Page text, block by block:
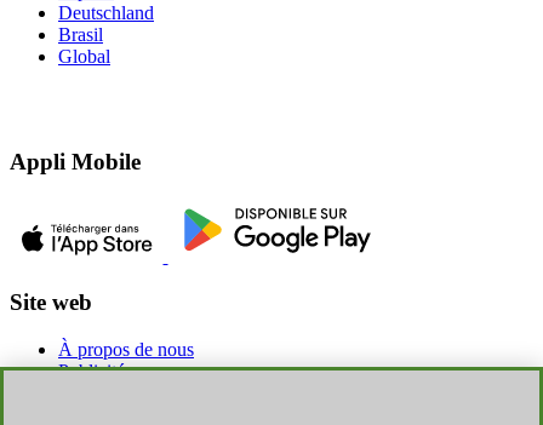
Deutschland
Brasil
Global
Appli Mobile
Site web
À propos de nous
Publicité